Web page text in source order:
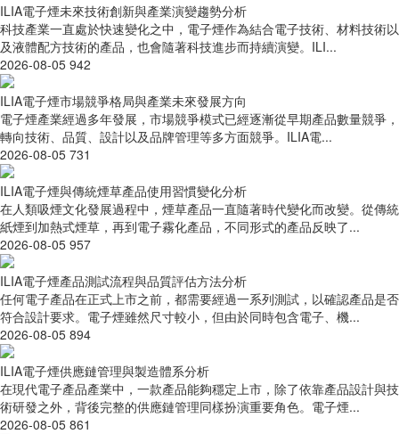
ILIA電子煙未來技術創新與產業演變趨勢分析
科技產業一直處於快速變化之中，電子煙作為結合電子技術、材料技術以
及液體配方技術的產品，也會隨著科技進步而持續演變。ILI...
2026-08-05 942
ILIA電子煙市場競爭格局與產業未來發展方向
電子煙產業經過多年發展，市場競爭模式已經逐漸從早期產品數量競爭，
轉向技術、品質、設計以及品牌管理等多方面競爭。ILIA電...
2026-08-05 731
ILIA電子煙與傳統煙草產品使用習慣變化分析
在人類吸煙文化發展過程中，煙草產品一直隨著時代變化而改變。從傳統
紙煙到加熱式煙草，再到電子霧化產品，不同形式的產品反映了...
2026-08-05 957
ILIA電子煙產品測試流程與品質評估方法分析
任何電子產品在正式上市之前，都需要經過一系列測試，以確認產品是否
符合設計要求。電子煙雖然尺寸較小，但由於同時包含電子、機...
2026-08-05 894
ILIA電子煙供應鏈管理與製造體系分析
在現代電子產品產業中，一款產品能夠穩定上市，除了依靠產品設計與技
術研發之外，背後完整的供應鏈管理同樣扮演重要角色。電子煙...
2026-08-05 861